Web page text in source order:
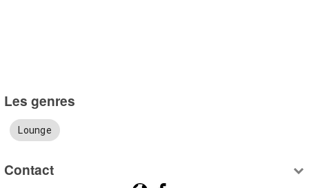
Les genres
Lounge
Contact